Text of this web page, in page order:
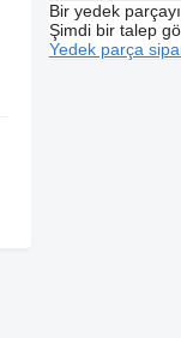
Bir yedek
Şimdi bir talep
Yedek parça